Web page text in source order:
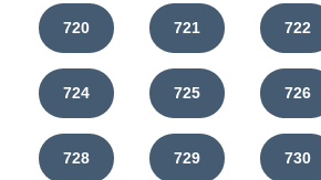
720 721 722
724 725 726
728 729 730